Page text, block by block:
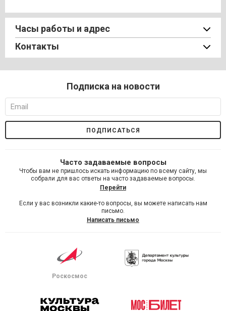
Часы работы и адрес
Контакты
Подписка на новости
Часто задаваемые вопросы
Чтобы вам не пришлось искать информацию по всему сайту, мы
собрали для вас ответы на часто задаваемые вопросы.
Перейти
Если у вас возникли какие-то вопросы, вы можете написать нам
письмо.
Написать письмо
Роскосмос